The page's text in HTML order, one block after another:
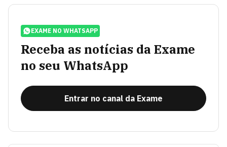
EXAME NO WHATSAPP
Receba as notícias da Exame
no seu WhatsApp
Entrar no canal da Exame